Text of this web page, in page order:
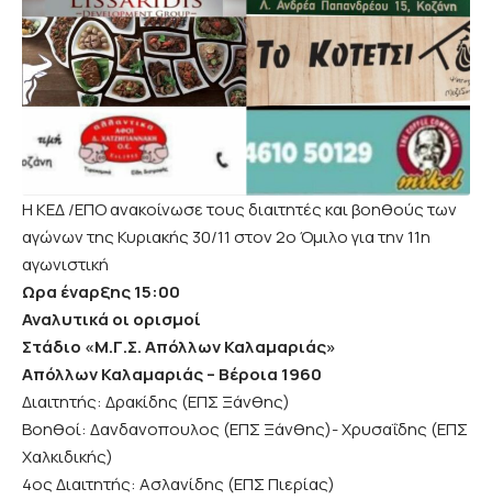
Η ΚΕΔ /ΕΠΟ ανακοίνωσε τους διαιτητές και βοηθούς των
αγώνων της Κυριακής 30/11 στον 2ο Όμιλο για την 11η
αγωνιστική
Ωρα έναρξης 15:00
Αναλυτικά οι ορισμοί
Στάδιο «Μ.Γ.Σ. Απόλλων Καλαμαριάς»
Απόλλων Καλαμαριάς – Βέροια 1960
Διαιτητής: Δρακίδης (ΕΠΣ Ξάνθης)
Βοηθοί: Δανδανοπουλος (ΕΠΣ Ξάνθης)- Χρυσαΐδης (ΕΠΣ
Χαλκιδικής)
4ος Διαιτητής: Ασλανίδης (ΕΠΣ Πιερίας)